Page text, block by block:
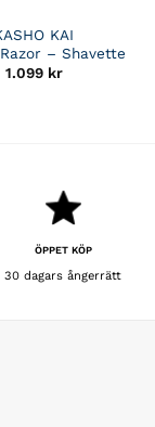
KAI
– Shavette
1.099 kr
ÖPPET KÖP
30 dagars ångerrätt